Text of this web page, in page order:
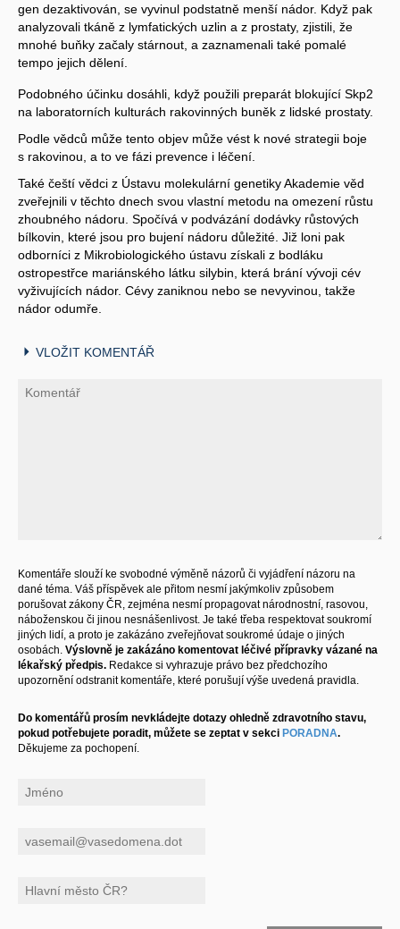
gen dezaktivován, se vyvinul podstatně menší nádor. Když pak
analyzovali tkáně z lymfatických uzlin a z prostaty, zjistili, že
mnohé buňky začaly stárnout, a zaznamenali také pomalé
tempo jejich dělení.
Podobného účinku dosáhli, když použili preparát blokující Skp2
na laboratorních kulturách rakovinných buněk z lidské prostaty.
Podle vědců může tento objev může vést k nové strategii boje
s rakovinou, a to ve fázi prevence i léčení.
Také čeští vědci z Ústavu molekulární genetiky Akademie věd
zveřejnili v těchto dnech svou vlastní metodu na omezení růstu
zhoubného nádoru. Spočívá v podvázání dodávky růstových
bílkovin, které jsou pro bujení nádoru důležité. Již loni pak
odborníci z Mikrobiologického ústavu získali z bodláku
ostropestřce mariánského látku silybin, která brání vývoji cév
vyživujících nádor. Cévy zaniknou nebo se nevyvinou, takže
nádor odumře.
VLOŽIT KOMENTÁŘ
Komentáře slouží ke svobodné výměně názorů či vyjádření názoru na
dané téma. Váš příspěvek ale přitom nesmí jakýmkoliv způsobem
porušovat zákony ČR, zejména nesmí propagovat národnostní, rasovou,
náboženskou či jinou nesnášenlivost. Je také třeba respektovat soukromí
jiných lidí, a proto je zakázáno zveřejňovat soukromé údaje o jiných
osobách. Výslovně je zakázáno komentovat léčivé přípravky vázané na
lékařský předpis. Redakce si vyhrazuje právo bez předchozího
upozornění odstranit komentáře, které porušují výše uvedená pravidla.
Do komentářů prosím nevkládejte dotazy ohledně zdravotního stavu,
pokud potřebujete poradit, můžete se zeptat v sekci PORADNA.
Děkujeme za pochopení.